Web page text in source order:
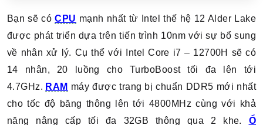
Bạn sẽ cóCPU mạnh nhất từ Intel thế hệ 12 Alder Lake
được phát triển dựa trên tiến trình 10nm với sự bổ sung
về nhân xử lý. Cụ thể với Intel Core i7 – 12700H sẽ có
14 nhân, 20 luồng cho TurboBoost tối đa lên tới
4.7GHz. RAM máy được trang bị chuẩn DDR5 mới nhất
cho tốc độ băng thông lên tới 4800MHz cùng với khả
năng nâng cấp tối đa 32GB thông qua 2 khe. Ổ